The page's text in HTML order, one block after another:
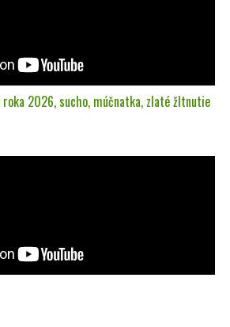
2026, sucho, múčnatka, zlaté žltnutie